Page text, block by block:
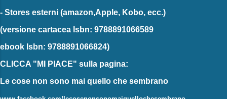
- Stores esterni (amazon,Apple, Kobo, ecc.)
(versione cartacea Isbn: 9788891066589
ebook Isbn: 9788891066824)
CLICCA "MI PIACE" sulla pagina:
Le cose non sono mai quello che sembrano